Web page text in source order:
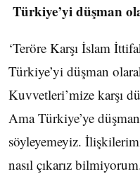
Türkiye’yi düşman
‘Teröre Karşı İslam
Türkiye’yi düşman
Kuvvetleri’mize karşı
Ama Türkiye’ye
söyleyemeyiz.
nasıl çıkarız